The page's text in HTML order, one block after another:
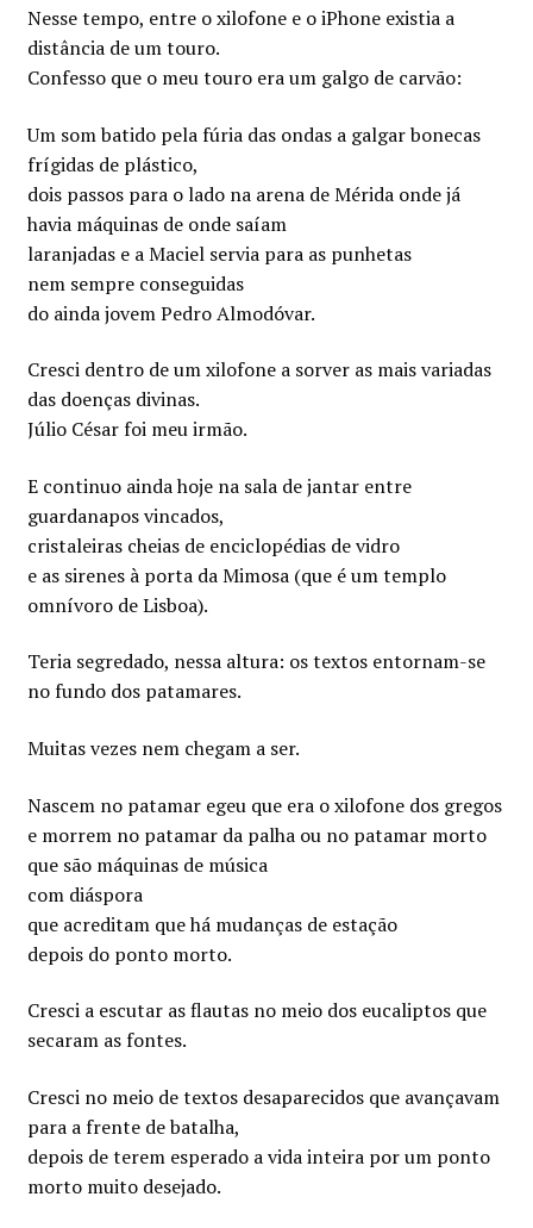
Nesse tempo, entre o xilofone e o iPhone existia a
distância de um touro.
Confesso que o meu touro era um galgo de carvão:
Um som batido pela fúria das ondas a galgar bonecas
frígidas de plástico,
dois passos para o lado na arena de Mérida onde já
havia máquinas de onde saíam
laranjadas e a Maciel servia para as punhetas
nem sempre conseguidas
do ainda jovem Pedro Almodóvar.
Cresci dentro de um xilofone a sorver as mais variadas
das doenças divinas.
Júlio César foi meu irmão.
E continuo ainda hoje na sala de jantar entre
guardanapos vincados,
cristaleiras cheias de enciclopédias de vidro
e as sirenes à porta da Mimosa (que é um templo
omnívoro de Lisboa).
Teria segredado, nessa altura: os textos entornam-se
no fundo dos patamares.
Muitas vezes nem chegam a ser.
Nascem no patamar egeu que era o xilofone dos gregos
e morrem no patamar da palha ou no patamar morto
que são máquinas de música
com diáspora
que acreditam que há mudanças de estação
depois do ponto morto.
Cresci a escutar as flautas no meio dos eucaliptos que
secaram as fontes.
Cresci no meio de textos desaparecidos que avançavam
para a frente de batalha,
depois de terem esperado a vida inteira por um ponto
morto muito desejado.